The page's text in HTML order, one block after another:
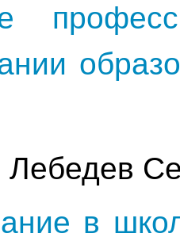
в